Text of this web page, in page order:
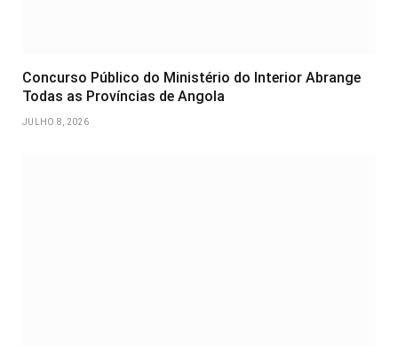
Concurso Público do Ministério do Interior Abrange
Todas as Províncias de Angola
JULHO 8, 2026